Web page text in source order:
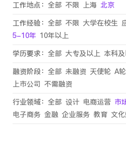
工作地点： 全部 不限 上海 北京
工作经验： 全部 不限 大学在校生
5-10年 10年以上
学历要求： 全部 大专及以上 本科
融资阶段： 全部 未融资 天使轮 A轮
上市公司 不需融资
行业领域： 全部 设计 电商运营 市
电子商务 金融 企业服务 教育 文